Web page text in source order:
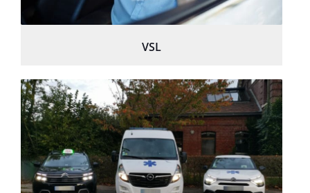
VSL